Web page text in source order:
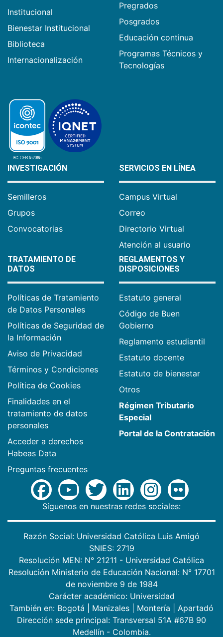
Institucional
Bienestar Institucional
Biblioteca
Internacionalización
Pregrados
Posgrados
Educación continua
Programas Técnicos y
Tecnologías
INVESTIGACIÓN
Semilleros
Grupos
Convocatorias
SERVICIOS EN LÍNEA
Campus Virtual
Correo
Directorio Virtual
Atención al usuario
TRATAMIENTO DE
DATOS
Políticas de Tratamiento
de Datos Personales
Políticas de Seguridad de
la Información
Aviso de Privacidad
Términos y Condiciones
Política de Cookies
Finalidades en el
tratamiento de datos
personales
Acceder a derechos
Habeas Data
Preguntas frecuentes
REGLAMENTOS Y
DISPOSICIONES
Estatuto general
Código de Buen
Gobierno
Reglamento estudiantil
Estatuto docente
Estatuto de bienestar
Otros
Régimen Tributario
Especial
Portal de la Contratación
Síguenos en nuestras redes sociales:
Razón Social: Universidad Católica Luis Amigó
SNIES: 2719
Resolución MEN: N° 21211 - Universidad Católica
Resolución Ministerio de Educación Nacional: N° 17701
de noviembre 9 de 1984
Carácter académico: Universidad
También en: Bogotá Manizales Montería
Apartadó
Dirección sede principal: Transversal 51A #67B 90
Medellín - Colombia.